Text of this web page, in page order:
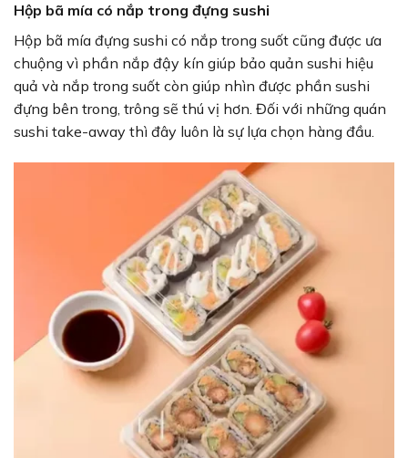
Hộp bã mía có nắp trong đựng sushi
Hộp bã mía đựng sushi có nắp trong suốt cũng được ưa
chuộng vì phần nắp đậy kín giúp bảo quản sushi hiệu
quả và nắp trong suốt còn giúp nhìn được phần sushi
đựng bên trong, trông sẽ thú vị hơn. Đối với những quán
sushi take-away thì đây luôn là sự lựa chọn hàng đầu.